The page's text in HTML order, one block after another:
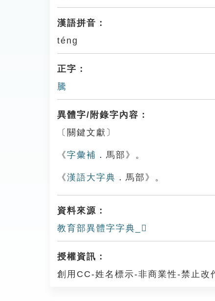
漢語拼音：
téng
正字：
騰
異體字/附錄字內容：
〔關鍵文獻〕
《字彙補 ．馬部》。
《漢語大字典 ．馬部》。
資料來源：
教育部異體字字典_𩦜
授權資訊：
創用CC-姓名標示-非商業性-禁止改